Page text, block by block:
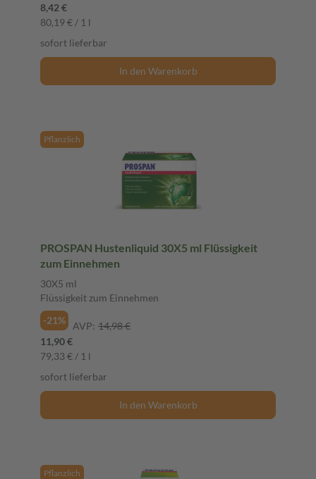
8,42 €
80,19 € / 1 l
sofort lieferbar
In den Warenkorb
Pflanzlich
PROSPAN Hustenliquid 30X5 ml Flüssigkeit
zum Einnehmen
30X5 ml
Flüssigkeit zum Einnehmen
-21%
AVP: 14,98 €
11,90 €
79,33 € / 1 l
sofort lieferbar
In den Warenkorb
Pflanzlich